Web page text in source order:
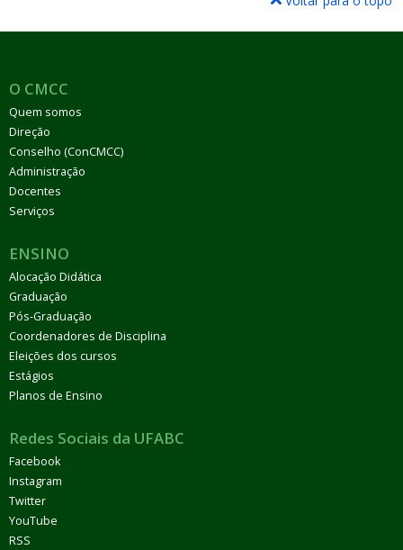
O CMCC
Quem somos
Direção
Conselho (ConCMCC)
Administração
Docentes
Serviços
ENSINO
Alocação Didática
Graduação
Pós-Graduação
Coordenadores de Disciplina
Eleições dos cursos
Estágios
Planos de Ensino
Redes Sociais da UFABC
Facebook
Instagram
Twitter
YouTube
RSS